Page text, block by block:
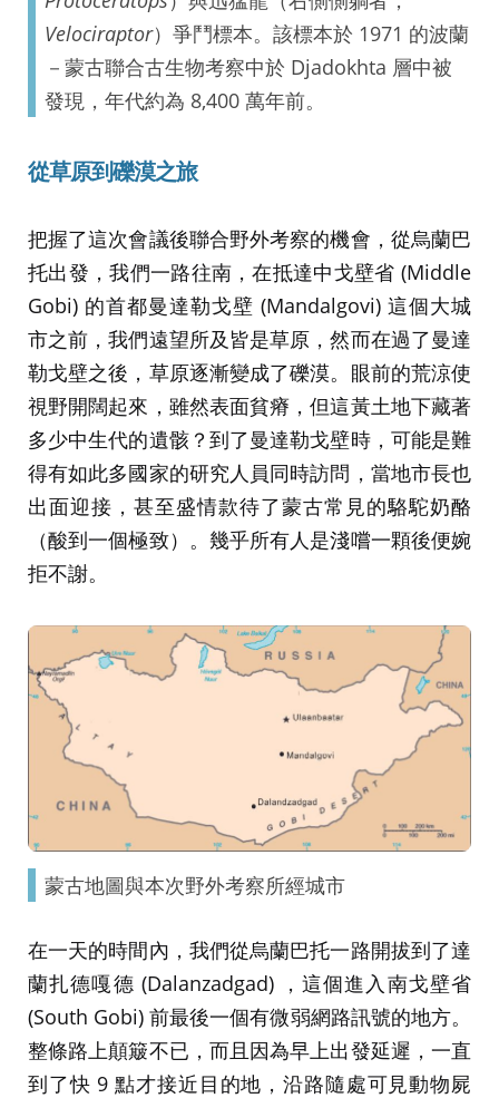
Velociraptor）爭鬥標本。該標本於 1971 的波蘭
－蒙古聯合古生物考察中於 Djadokhta 層中被
發現，年代約為 8,400 萬年前。
從草原到礫漠之旅
把握了這次會議後聯合野外考察的機會，從烏蘭巴
托出發，我們一路往南，在抵達中戈壁省 (Middle
Gobi) 的首都曼達勒戈壁 (Mandalgovi) 這個大城
市之前，我們遠望所及皆是草原，然而在過了曼達
勒戈壁之後，草原逐漸變成了礫漠。眼前的荒涼使
視野開闊起來，雖然表面貧瘠，但這黃土地下藏著
多少中生代的遺骸？到了曼達勒戈壁時，可能是難
得有如此多國家的研究人員同時訪問，當地市長也
出面迎接，甚至盛情款待了蒙古常見的駱駝奶酪
（酸到一個極致）。幾乎所有人是淺嚐一顆後便婉
拒不謝。
蒙古地圖與本次野外考察所經城市
在一天的時間內，我們從烏蘭巴托一路開拔到了達
蘭扎德嘎德 (Dalanzadgad) ，這個進入南戈壁省
(South Gobi) 前最後一個有微弱網路訊號的地方。
整條路上顛簸不已，而且因為早上出發延遲，一直
到了快 9 點才接近目的地，沿路隨處可見動物屍